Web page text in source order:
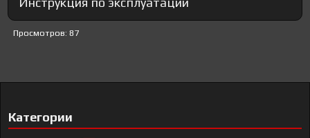
Просмотров: 87
Категории